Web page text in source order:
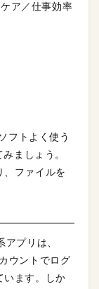
ア／仕事効率
フトよく使う
ましょう。
、ファイルを
プリは、
ウントでログ
います。しか